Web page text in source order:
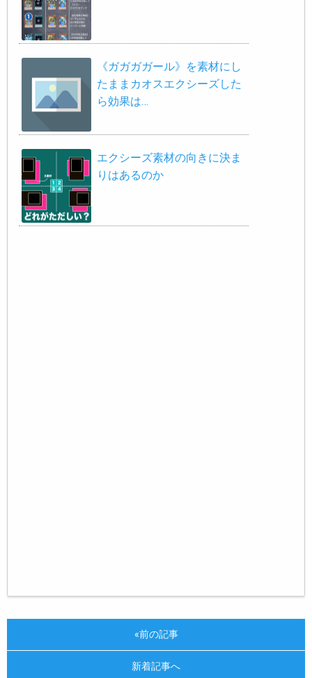
《ガガガガール》を素材にし
たままカオスエクシーズした
ら効果は…
エクシーズ素材の向きに決ま
りはあるのか
«前の記事
新着記事へ